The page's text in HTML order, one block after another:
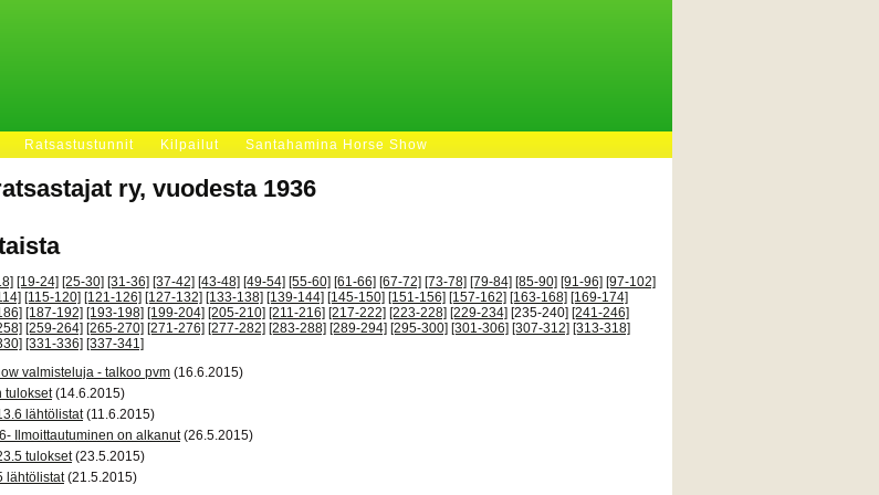
Ratsastustunnit Kilpailut Santahamina Horse Show
ry, vuodesta 1936
[19-24] [25-30] [31-36] [37-42] [43-48] [49-54] [55-60] [61-66] [67-72] [73-78] [79-84] [85-90] [91-96] [97-102]
[115-120] [121-126] [127-132] [133-138] [139-144] [145-150] [151-156] [157-162] [163-168] [169-174]
[187-192] [193-198] [199-204] [205-210] [211-216] [217-222] [223-228] [229-234] [235-240] [241-246]
[259-264] [265-270] [271-276] [277-282] [283-288] [289-294] [295-300] [301-306] [307-312] [313-318]
[331-336] [337-341]
valmisteluja - talkoo pvm (16.6.2015)
tulokset (14.6.2015)
lähtölistat (11.6.2015)
Ilmoittautuminen on alkanut (26.5.2015)
tulokset (23.5.2015)
lähtölistat (21.5.2015)